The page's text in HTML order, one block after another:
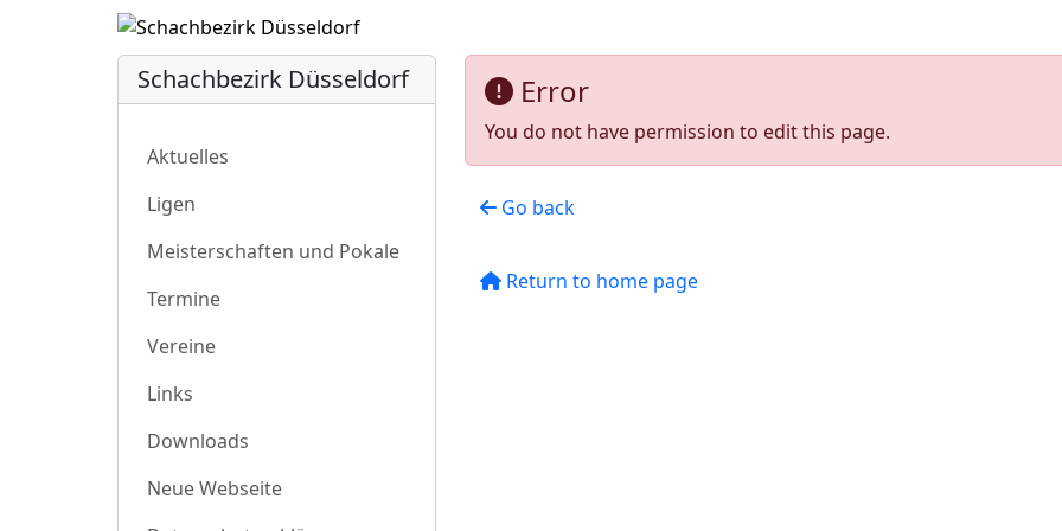
Error
You do not have permission to edit this page.
Go back
Return to home page
Schachbezirk Düsseldorf
Aktuelles
Ligen
Meisterschaften und Pokale
Termine
Vereine
Links
Downloads
Neue Webseite